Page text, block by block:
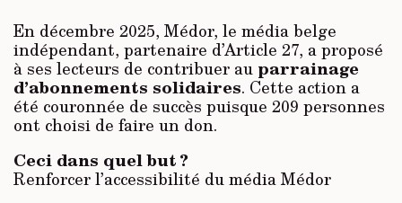
En décembre 2025, Médor, le média belge
indépendant, partenaire d’Article 27, a proposé
à ses lecteurs de contribuer au parrainage
d’abonnements solidaires. Cette action a
été couronnée de succès puisque 209 personnes
ont choisi de faire un don.
Ceci dans quel but ?
Renforcer l’accessibilité du média Médor